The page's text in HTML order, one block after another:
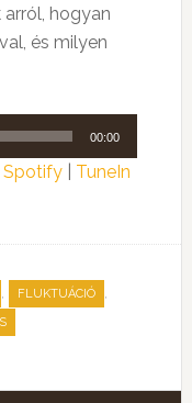
hogyan
és milyen
00:00
Spotify| TuneIn
, FLUKTUÁCIÓ ,